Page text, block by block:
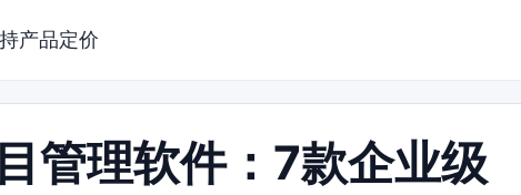
产品定价
管理软件：7款企业级